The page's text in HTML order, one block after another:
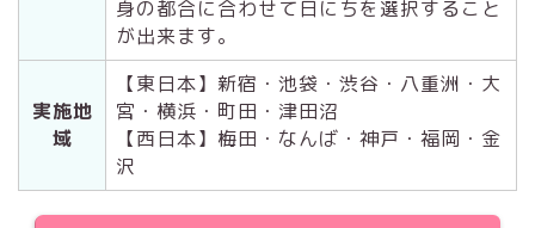
身の都合に合わせて日にちを選択すること
が出来ます。
実施地
域
【東日本】新宿・池袋・渋谷・八重洲・大
宮・横浜・町田・津田沼
【西日本】梅田・なんば・神戸・福岡・金
沢